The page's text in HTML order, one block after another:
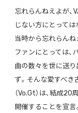
忘れらんねえよが、
じない方にとっては
当時から忘れらんね
ファンにとっては、
曲の数々を世に送
ず。そんな愛すべき
（Vo.Gt）は、結成
開催することを宣